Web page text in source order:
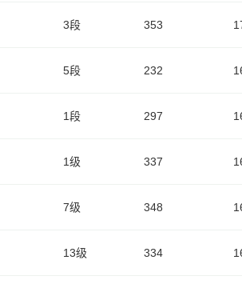
3段 353
5段 232
1段 297
1级 337
7级 348
13级 334